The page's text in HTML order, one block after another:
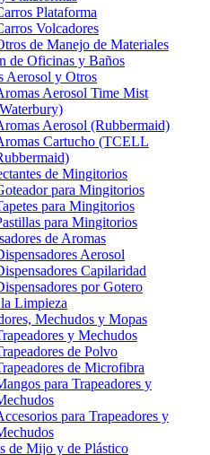
Plataforma
Volcadores
de Manejo de Materiales
de Oficinas y Baños
Aerosol y Otros
Aerosol Time Mist
Aerosol (Rubbermaid)
Cartucho (TCELL
de Mingitorios
para Mingitorios
para Mingitorios
para Mingitorios
de Aromas
Aerosol
Capilaridad
por Gotero
Limpieza
Mechudos y Mopas
y Mechudos
de Polvo
de Microfibra
para Trapeadores y
para Trapeadores y
de Mijo y de Plástico